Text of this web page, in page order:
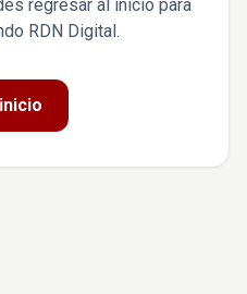
regresar al inicio para
RDN Digital.